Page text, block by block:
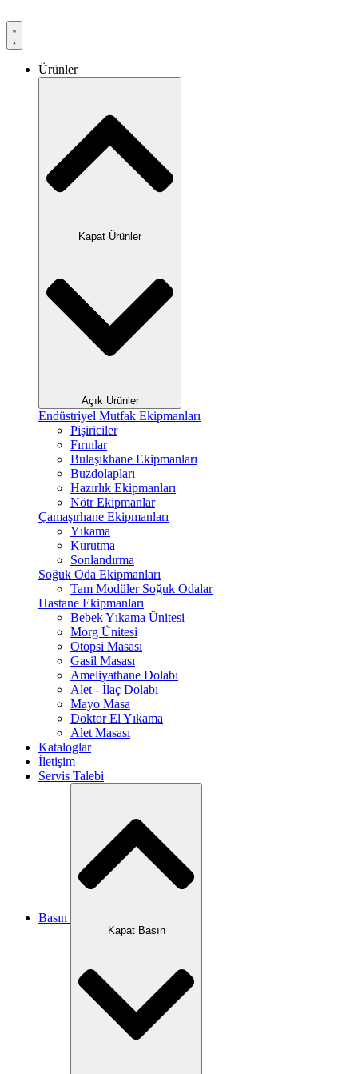
Ürünler
Kapat Ürünler
Açık Ürünler
Endüstriyel Mutfak Ekipmanları
Pişiriciler
Fırınlar
Bulaşıkhane Ekipmanları
Buzdolapları
Hazırlık Ekipmanları
Nötr Ekipmanlar
Çamaşırhane Ekipmanları
Yıkama
Kurutma
Sonlandırma
Soğuk Oda Ekipmanları
Tam Modüler Soğuk Odalar
Hastane Ekipmanları
Bebek Yıkama Ünitesi
Morg Ünitesi
Otopsi Masası
Gasil Masası
Ameliyathane Dolabı
Alet - İlaç Dolabı
Mayo Masa
Doktor El Yıkama
Alet Masası
Kataloglar
İletişim
Servis Talebi
Basın
Kapat Basın